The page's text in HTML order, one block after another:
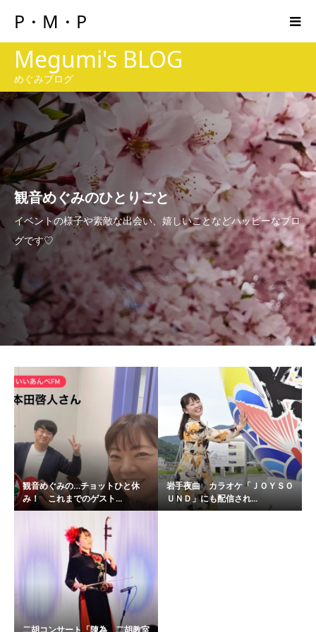
P・M・P
Megumi's BLOG
めぐみブログ
観音めぐみのひとりごと
イベントの様子や素敵な出会い、嬉しいことなどハッピーなブロ
グです♡
観音めぐみの…チョットひと休
み！ これまでのゲスト...
岩手夜曲 カラオケ「ＪＯＹＳＯ
ＵＮＤ」にも配信され...
二胡コンサート「陳為 二胡教室